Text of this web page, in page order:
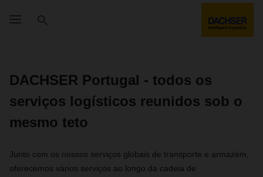
DACHSER Portugal - todos os
serviços logísticos reunidos sob o
mesmo teto
Junto com os nossos serviços globais de transporte e armazém,
oferecemos vários serviços ao longo da cadeia de